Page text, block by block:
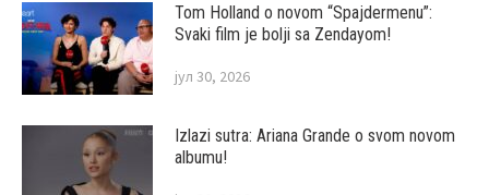
Tom Holland o novom “Spajdermenu”:
Svaki film je bolji sa Zendayom!
јул 30, 2026
Izlazi sutra: Ariana Grande o svom novom
albumu!